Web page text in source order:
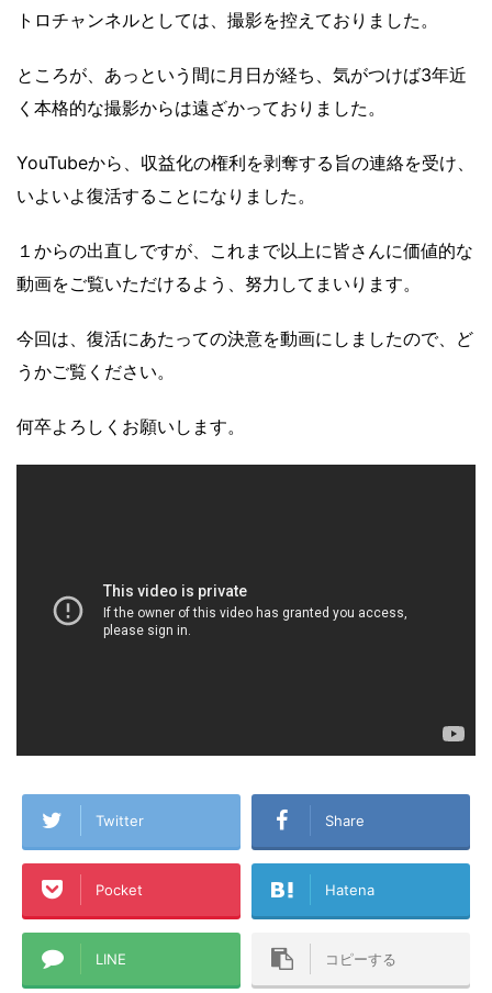
トロチャンネルとしては、撮影を控えておりました。
ところが、あっという間に月日が経ち、気がつけば3年近
く本格的な撮影からは遠ざかっておりました。
YouTubeから、収益化の権利を剥奪する旨の連絡を受け、
いよいよ復活することになりました。
１からの出直しですが、これまで以上に皆さんに価値的な
動画をご覧いただけるよう、努力してまいります。
今回は、復活にあたっての決意を動画にしましたので、ど
うかご覧ください。
何卒よろしくお願いします。
Twitter Share
Pocket Hatena
LINE コピーする